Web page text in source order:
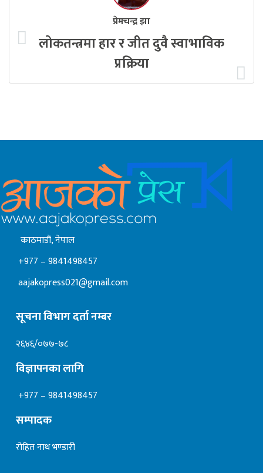
प्रेमचन्द्र झा
लोकतन्त्रमा हार र जीत दुवै स्वाभाविक
प्रक्रिया
काठमाडाैं, नेपाल
+977 – 9841498457
aajakopress021@gmail.com
सूचना विभाग दर्ता नम्बर
२६४६/०७७-७८
विज्ञापनका लागि
+977 – 9841498457
सम्पादक
रोहित नाथ भण्डारी